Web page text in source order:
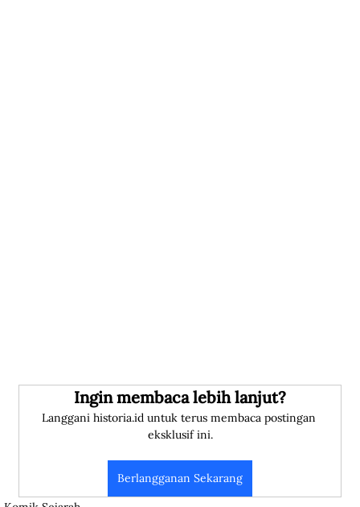
Ingin membaca lebih lanjut?
Langgani historia.id untuk terus membaca postingan
eksklusif ini.
Berlangganan Sekarang